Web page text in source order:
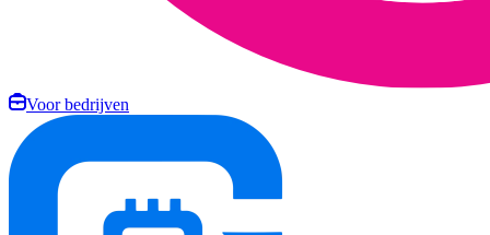
Voor bedrijven